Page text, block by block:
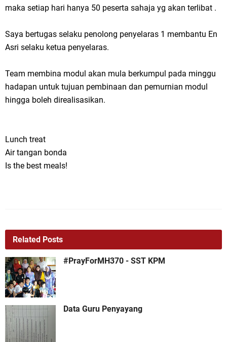
maka setiap hari hanya 50 peserta sahaja yg akan terlibat .
Saya bertugas selaku penolong penyelaras 1 membantu En
Asri selaku ketua penyelaras.
Team membina modul akan mula berkumpul pada minggu
hadapan untuk tujuan pembinaan dan pemurnian modul
hingga boleh direalisasikan.
Lunch treat
Air tangan bonda
Is the best meals!
Related Posts
#PrayForMH370 - SST KPM
Data Guru Penyayang